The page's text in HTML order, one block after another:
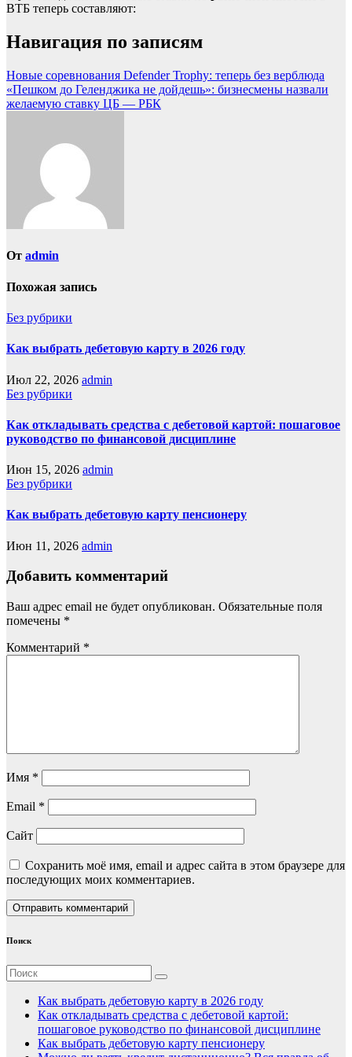
ВТБ теперь составляют:
Навигация по записям
Новые соревнования Defender Trophy: теперь без верблюда
«Пешком до Геленджика не дойдешь»: бизнесмены назвали
желаемую ставку ЦБ — РБК
От admin
Похожая запись
Без рубрики
Как выбрать дебетовую карту в 2026 году
Июл 22, 2026 admin
Без рубрики
Как откладывать средства с дебетовой картой: пошаговое
руководство по финансовой дисциплине
Июн 15, 2026 admin
Без рубрики
Как выбрать дебетовую карту пенсионеру
Июн 11, 2026 admin
Добавить комментарий
Ваш адрес email не будет опубликован. Обязательные поля
помечены *
Комментарий *
Имя *
Email *
Сайт
Сохранить моё имя, email и адрес сайта в этом браузере для
последующих моих комментариев.
Поиск
Как выбрать дебетовую карту в 2026 году
Как откладывать средства с дебетовой картой:
пошаговое руководство по финансовой дисциплине
Как выбрать дебетовую карту пенсионеру